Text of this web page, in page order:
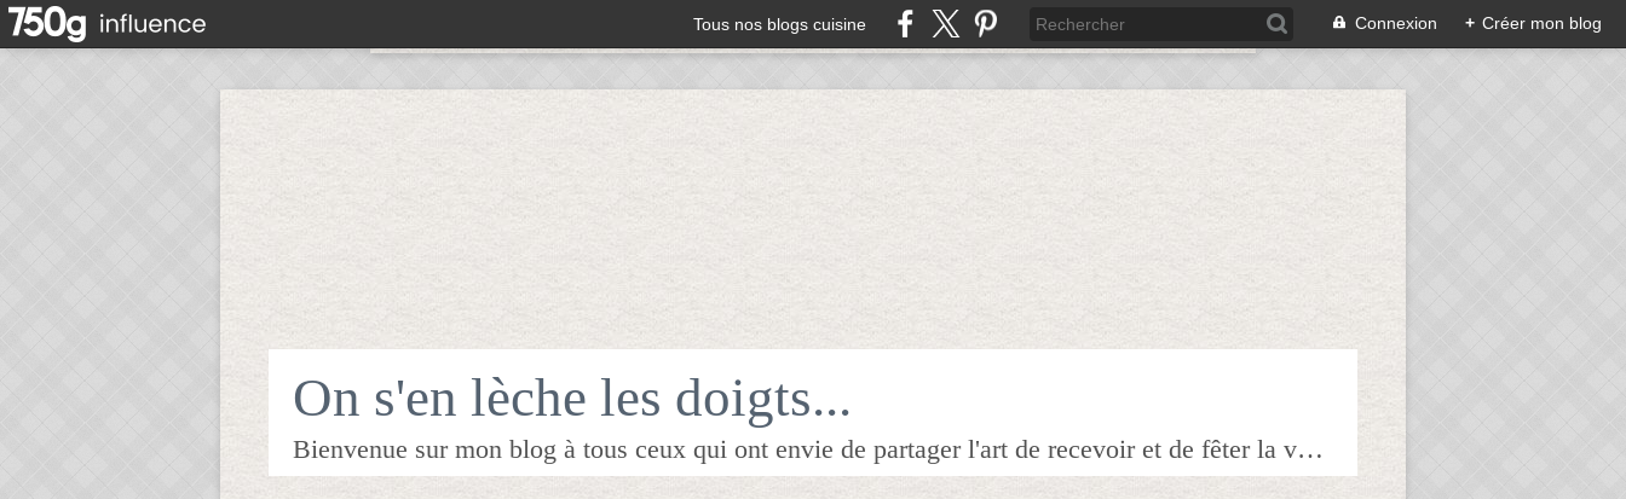
Tous nos blogs cuisine Connexion + Créer mon blog
On s'en lèche les doigts...
Bienvenue sur mon blog à tous ceux qui ont envie de partager l'art de recevoir et de fêter la veille le lendemain.Pour tous les épicuriens, hédonistes et autres amoureux de la bonne chair!!!!j'espère que vous trouverez mes astuces et mes recettes amusantes et que vous prendrez plaisir à les réaliser.n'hésitez surtout pas à me laisser vos réactions ou vos suggestions pour que tout le monde en profite!!!allez maintenant tous à table!!! Pepitavignon.